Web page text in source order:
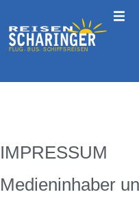
IMPRESSUM
Medieninhaber